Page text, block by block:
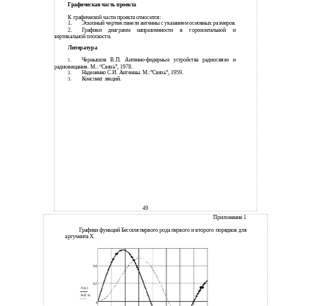
Графическая часть проекта
К графической части проекта относится:
1.
Эскизный чертеж панели антенны с указанием основных размеров.
2.
Графики диаграмм направленности в горизонтальной и
вертикальной плоскости.
Литература
1. Чернышов В.П.Антенно-фидерные устройства радиосвязи и
радиовещания. М.: “Связь”, 1978.
2. Надененко С.И. Антенны. М.:”Связь”, 1959.
3. Конспект лекций.
49
Приложение 1
Графики функций Бесселя первого рода первого и второго порядков для
аргумента Х
0.4
0.2
J1(x)
Jn(2 x)
0